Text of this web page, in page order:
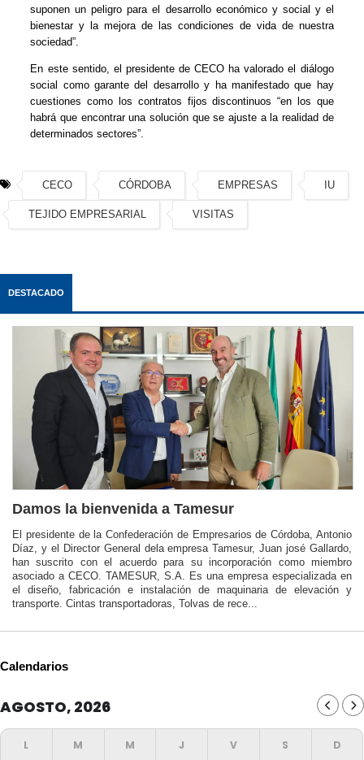
suponen un peligro para el desarrollo económico y social y el
bienestar y la mejora de las condiciones de vida de nuestra
sociedad”.
En este sentido, el presidente de CECO ha valorado el diálogo
social como garante del desarrollo y ha manifestado que hay
cuestiones como los contratos fijos discontinuos “en los que
habrá que encontrar una solución que se ajuste a la realidad de
determinados sectores”.
CECO CÓRDOBA EMPRESAS IU
TEJIDO EMPRESARIAL VISITAS
DESTACADO
Damos la bienvenida a Tamesur
El presidente de la Confederación de Empresarios de Córdoba, Antonio
Díaz, y el Director General dela empresa Tamesur, Juan josé Gallardo,
han suscrito con el acuerdo para su incorporación como miembro
asociado a CECO. TAMESUR, S.A. Es una empresa especializada en
el diseño, fabricación e instalación de maquinaria de elevación y
transporte. Cintas transportadoras, Tolvas de rece...
Calendarios
AGOSTO, 2026